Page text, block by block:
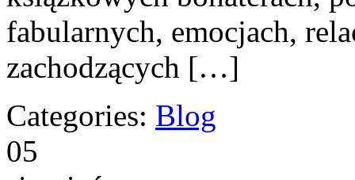
fabularnych, emocjach,
zachodzących […]
Categories: Blog
05